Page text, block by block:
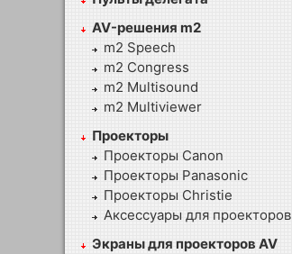
AV-решения m2
m2 Speech
m2 Congress
m2 Multisound
m2 Multiviewer
Проекторы
Проекторы Canon
Проекторы Panasonic
Проекторы Christie
Аксессуары для проекторов
Экраны для проекторов AV